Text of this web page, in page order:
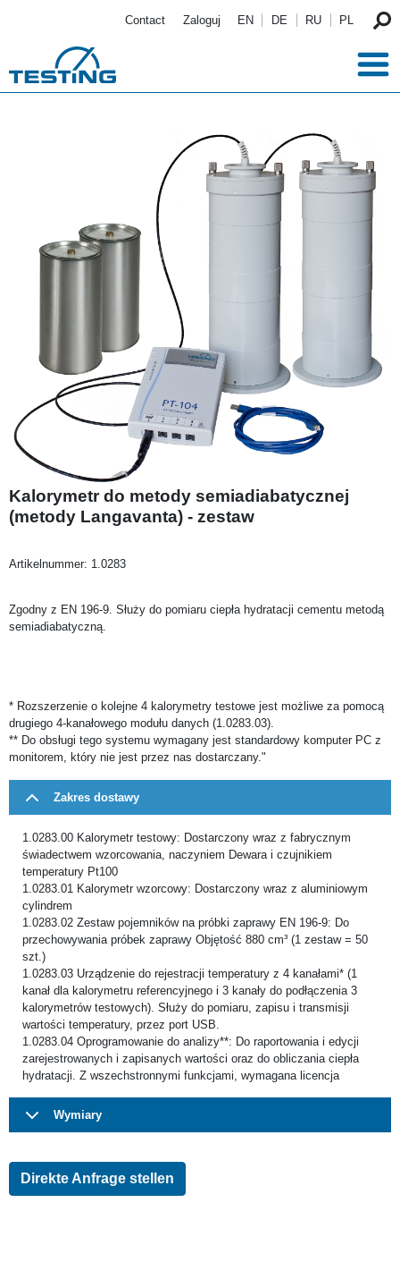
Contact Zaloguj EN DE RU PL
Kalorymetr do metody semiadiabatycznej
(metody Langavanta) - zestaw
Artikelnummer: 1.0283
Zgodny z EN 196-9. Służy do pomiaru ciepła hydratacji cementu metodą
semiadiabatyczną.
* Rozszerzenie o kolejne 4 kalorymetry testowe jest możliwe za pomocą
drugiego 4-kanałowego modułu danych (1.0283.03).
** Do obsługi tego systemu wymagany jest standardowy komputer PC z
monitorem, który nie jest przez nas dostarczany."
Zakres dostawy
1.0283.00 Kalorymetr testowy: Dostarczony wraz z fabrycznym
świadectwem wzorcowania, naczyniem Dewara i czujnikiem
temperatury Pt100
1.0283.01 Kalorymetr wzorcowy: Dostarczony wraz z aluminiowym
cylindrem
1.0283.02 Zestaw pojemników na próbki zaprawy EN 196-9: Do
przechowywania próbek zaprawy Objętość 880 cm³ (1 zestaw = 50
szt.)
1.0283.03 Urządzenie do rejestracji temperatury z 4 kanałami* (1
kanał dla kalorymetru referencyjnego i 3 kanały do podłączenia 3
kalorymetrów testowych). Służy do pomiaru, zapisu i transmisji
wartości temperatury, przez port USB.
1.0283.04 Oprogramowanie do analizy**: Do raportowania i edycji
zarejestrowanych i zapisanych wartości oraz do obliczania ciepła
hydratacji. Z wszechstronnymi funkcjami, wymagana licencja
Wymiary
Direkte Anfrage stellen